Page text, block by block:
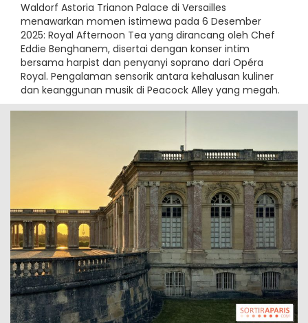
Waldorf Astoria Trianon Palace di Versailles
menawarkan momen istimewa pada 6 Desember
2025: Royal Afternoon Tea yang dirancang oleh Chef
Eddie Benghanem, disertai dengan konser intim
bersama harpist dan penyanyi soprano dari Opéra
Royal. Pengalaman sensorik antara kehalusan kuliner
dan keanggunan musik di Peacock Alley yang megah.